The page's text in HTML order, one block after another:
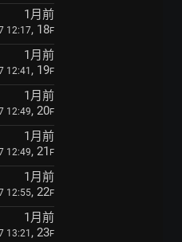
1月前
12:17, 18F
1月前
12:41 , 19F
1月前
12:49, 20F
1月前
12:49, 21 F
1月前
12:55, 22F
1月前
13:21 , 23F